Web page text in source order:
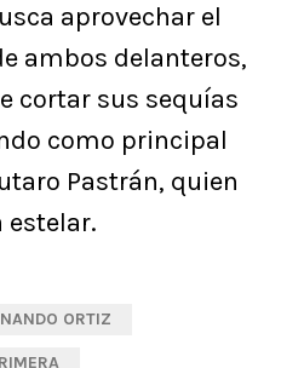
aprovechar el
ambos delanteros,
cortar sus sequías
como principal
Pastrán, quien
estelar.
ORTIZ